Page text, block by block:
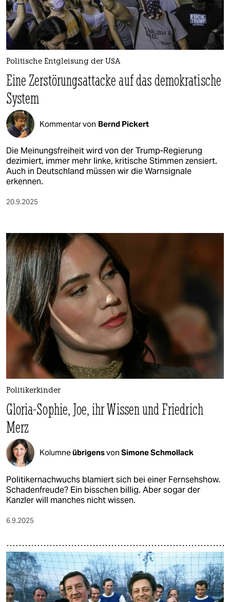
nord
wahrheit
verlag
veranstaltungen
shop
fragen & hilfe
unterstützen
epaper login
Politische Entgleisung der USA
Eine Zerstörungsattacke auf das demokratische
System
Kommentar von Bernd Pickert
Die Meinungsfreiheit wird von der Trump-Regierung
dezimiert, immer mehr linke, kritische Stimmen zensiert.
Auch in Deutschland müssen wir die Warnsignale
erkennen.
20.9.2025
Politikerkinder
Gloria-Sophie, Joe, ihr Wissen und Friedrich
Merz
Kolumneübrigensvon Simone Schmollack
Politikernachwuchs blamiert sich bei einer Fernsehshow.
Schadenfreude? Ein bisschen billig. Aber sogar der
Kanzler will manches nicht wissen.
6.9.2025